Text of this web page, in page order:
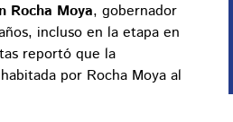
Rocha Moya, gobernador
incluso en la etapa en
reportó que la
por Rocha Moya al